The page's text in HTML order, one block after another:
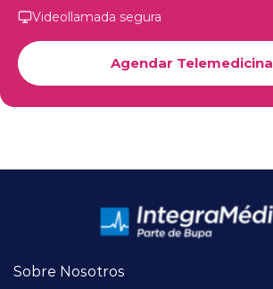
Videollamada segura
Agendar Telemedicina
Sobre Nosotros